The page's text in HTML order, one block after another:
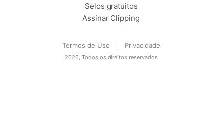
Selos gratuitos
Assinar Clipping
Termos de Uso Privacidade
2026, Todos os direitos reservados